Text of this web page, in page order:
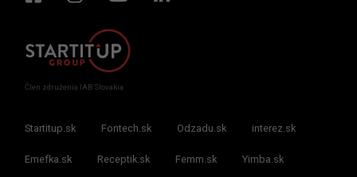
Člen združenia IAB Slovakia
Startitup.sk Fontech.sk Odzadu.sk interez.sk
Emefka.sk Receptik.sk Femm.sk Yimba.sk